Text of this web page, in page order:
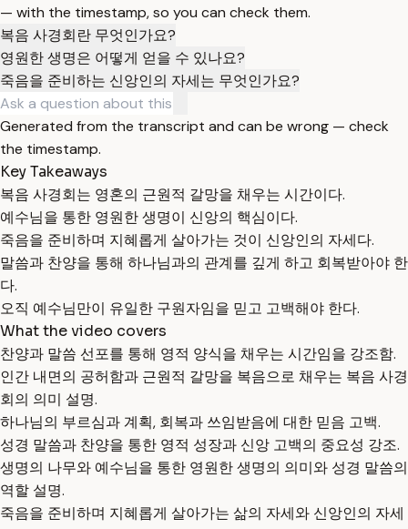
— with the timestamp, so you can check them.
복음 사경회란 무엇인가요?
영원한 생명은 어떻게 얻을 수 있나요?
죽음을 준비하는 신앙인의 자세는 무엇인가요?
Generated from the transcript and can be wrong — check
the timestamp.
Key Takeaways
복음 사경회는 영혼의 근원적 갈망을 채우는 시간이다.
예수님을 통한 영원한 생명이 신앙의 핵심이다.
죽음을 준비하며 지혜롭게 살아가는 것이 신앙인의 자세다.
말씀과 찬양을 통해 하나님과의 관계를 깊게 하고 회복받아야 한
다.
오직 예수님만이 유일한 구원자임을 믿고 고백해야 한다.
What the video covers
찬양과 말씀 선포를 통해 영적 양식을 채우는 시간임을 강조함.
인간 내면의 공허함과 근원적 갈망을 복음으로 채우는 복음 사경
회의 의미 설명.
하나님의 부르심과 계획, 회복과 쓰임받음에 대한 믿음 고백.
성경 말씀과 찬양을 통한 영적 성장과 신앙 고백의 중요성 강조.
생명의 나무와 예수님을 통한 영원한 생명의 의미와 성경 말씀의
역할 설명.
죽음을 준비하며 지혜롭게 살아가는 삶의 자세와 신앙인의 자세